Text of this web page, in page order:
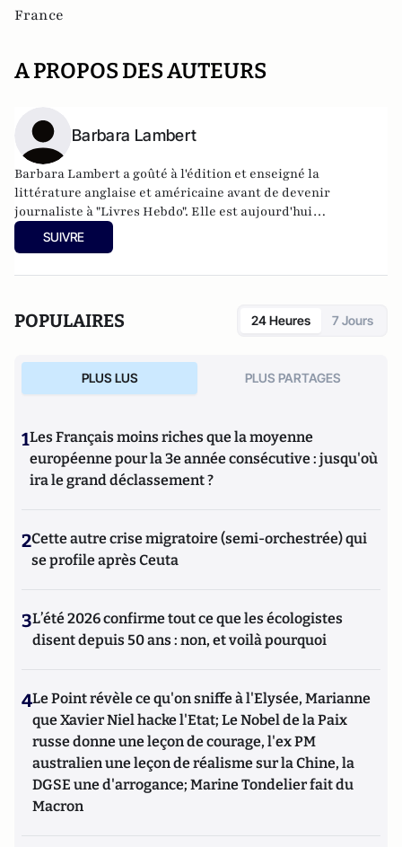
France
A PROPOS DES AUTEURS
Barbara Lambert
Barbara Lambert a goûté à l'édition et enseigné la
littérature anglaise et américaine avant de devenir
journaliste à "Livres Hebdo". Elle est aujourd'hui
responsable des rubriques société/idées d'Atlantico.fr.
SUIVRE
POPULAIRES 24 Heures 7 Jours
PLUS LUS PLUS PARTAGES
1Les Français moins riches que la moyenne
européenne pour la 3e année consécutive : jusqu'où
ira le grand déclassement ?
2Cette autre crise migratoire (semi-orchestrée) qui
se profile après Ceuta
3L’été 2026 confirme tout ce que les écologistes
disent depuis 50 ans : non, et voilà pourquoi
4Le Point révèle ce qu'on sniffe à l'Elysée, Marianne
que Xavier Niel hacke l'Etat; Le Nobel de la Paix
russe donne une leçon de courage, l'ex PM
australien une leçon de réalisme sur la Chine, la
DGSE une d'arrogance; Marine Tondelier fait du
Macron